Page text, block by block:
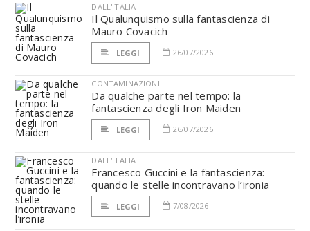
DALL'ITALIA
Il Qualunquismo sulla fantascienza di
Mauro Covacich
LEGGI 26/07/2026
CONTAMINAZIONI
Da qualche parte nel tempo: la
fantascienza degli Iron Maiden
LEGGI 26/07/2026
DALL'ITALIA
Francesco Guccini e la fantascienza:
quando le stelle incontravano l’ironia
LEGGI 7/08/2026